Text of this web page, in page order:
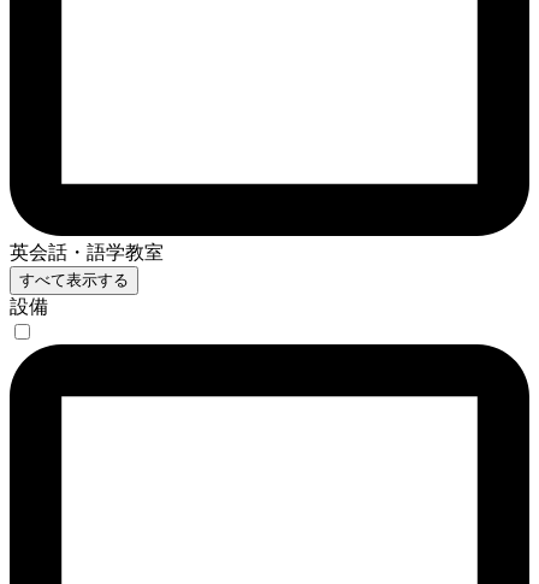
英会話・語学教室
すべて表示する
設備